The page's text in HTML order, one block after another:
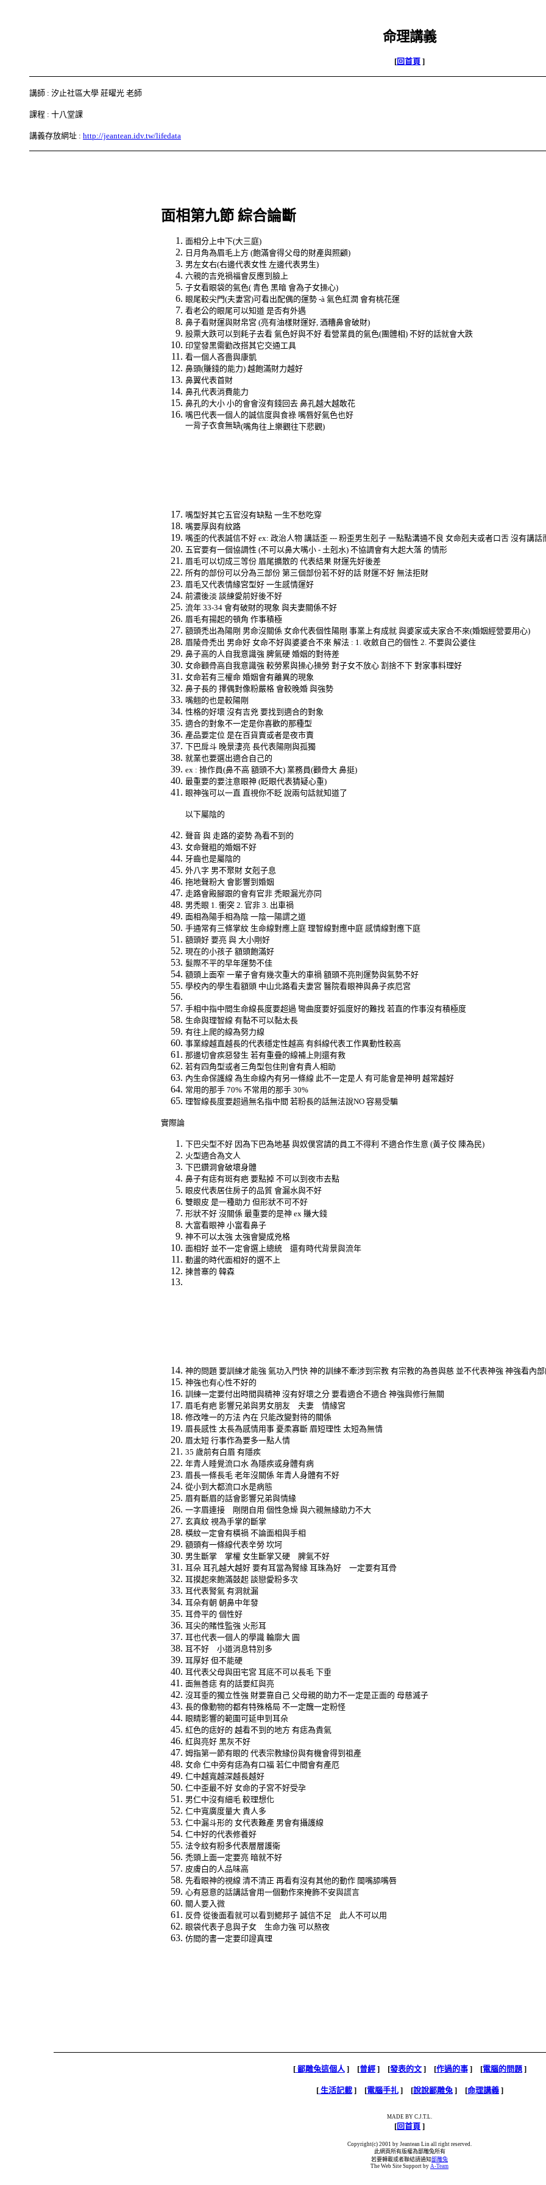
命理講義
[回首頁 ]
講師 : 汐止社區大學 莊曜光 老師
課程 : 十八堂課
講義存放網址 : http://jeantean.idv.tw/lifedata
面相第九節 綜合論斷
面相分上中下(大三庭)
日月角為眉毛上方 (飽滿會得父母的財產與照顧)
男左女右(右邊代表女性 左邊代表男生)
六親的吉兇禍福會反應到臉上
子女看眼袋的氣色( 青色 黑暗 會為子女操心)
眼尾較尖門(夫妻宮)可看出配偶的運勢 -à 氣色紅潤 會有桃花運
看老公的眼尾可以知道 是否有外遇
鼻子看財運與財帛宮 (亮有油樣財運好, 酒糟鼻會破財)
股票大跌可以到耗子去看 氣色好與不好 看營業員的氣色(團體相) 不好的話就會大跌
印堂發黑需勸改搭其它交通工具
看一個人吝嗇與康凱
鼻頭(賺錢的能力) 越飽滿財力越好
鼻翼代表首財
鼻孔代表消費能力
鼻孔的大小 小的會會沒有錢回去 鼻孔越大越敢花
嘴巴代表一個人的誠信度與食祿 嘴唇好氣色也好
一背子衣食無缺(嘴角往上樂觀往下悲觀)
嘴型好其它五官沒有缺點 一生不愁吃穿
嘴要厚與有紋路
嘴歪的代表誠信不好 ex: 政治人物 講話歪 --- 粉歪男生剋子 一點點溝通不良 女命剋夫或者口舌 沒有講話
五官要有一個協調性 (不可以鼻大嘴小 - 土剋水) 不協調會有大起大落 的情形
眉毛可以切成三等份 眉尾擴散的 代表結果 財運先好後差
所有的部份可以分為三部份 第三個部份若不好的話 財運不好 無法拒財
眉毛又代表情緣宮型好 一生感情運好
前濃後淡 談練愛前好後不好
流年 33-34 會有破財的現象 與夫妻關係不好
眉毛有揚起的頓角 作事積極
額頭禿出為陽剛 男命沒關係 女命代表個性陽剛 事業上有成就 與婆家或夫家合不來(婚姻經營要用心)
眉陵骨禿出 男命好 女命不好與婆婆合不來 解法 : 1. 收斂自己的個性 2. 不要與公婆住
鼻子高的人自我意識強 脾氣硬 婚姻的對待差
女命顴骨高自我意識強 較勞累與操心操勞 對子女不放心 割捨不下 對家事料理好
女命若有三權命 婚姻會有離異的現象
鼻子長的 擇偶對像粉嚴格 會較晚婚 與強勢
嘴翹的也是較陽剛
性格的好壞 沒有吉兇 要找到適合的對象
適合的對象不一定是你喜歡的那種型
產品要定位 是在百貨賣或者是夜市賣
下巴戽斗 晚景淒亮 長代表陽剛與孤獨
就業也要選出適合自己的
ex : 操作員(鼻不高 額頭不大) 業務員(顴骨大 鼻挺)
最重要的要注意眼神 (眨眼代表猜疑心重)
眼神強可以一直 直視你不眨 說兩句話就知道了
以下屬陰的
聲音 與 走路的姿勢 為看不到的
女命聲粗的婚姻不好
牙齒也是屬陰的
外八字 男不聚財 女剋子息
拖地聲粉大 會影響到婚姻
走路會殿腳跟的會有官非 禿眼漏光亦同
男禿眼 1. 衝突 2. 官非 3. 出車禍
面相為陽手相為陰 一陰一陽謂之道
手通常有三條掌紋 生命線對應上庭 理智線對應中庭 感情線對應下庭
額頭好 要亮 與 大小剛好
現在的小孩子 額頭飽滿好
髮際不平的早年運勢不佳
額頭上面窄 一輩子會有幾次重大的車禍 額頭不亮則運勢與氣勢不好
學校內的學生看額頭 中山北路看夫妻宮 醫院看眼神與鼻子疾厄宮
手相中指中間生命線長度要超過 彎曲度要好弧度好的難找 若直的作事沒有積極度
生命與理智線 有黏不可以黏太長
有往上爬的線為努力線
事業線越直越長的代表穩定性越高 有斜線代表工作異動性較高
那邊切會疾惡發生 若有重疊的線補上則還有救
若有四角型或者三角型包住則會有貴人相助
內生命保護線 為生命線內有另一條線 此不一定是人 有可能會是神明 越常越好
常用的那手 70% 不常用的那手 30%
理智線長度要超過無名指中間 若粉長的話無法說NO 容易受騙
實際論
下巴尖型不好 因為下巴為地基 與奴僕宮請的員工不得利 不適合作生意 (黃子佼 陳為民)
火型適合為文人
下巴鑽洞會破壞身體
鼻子有痣有斑有疤 要點掉 不可以到夜市去點
眼皮代表居住房子的品質 會漏水與不好
雙眼皮 是一種助力 但形狀不可不好
形狀不好 沒關係 最重要的是神 ex 賺大錢
大富看眼神 小富看鼻子
神不可以太強 太強會變成兇格
面相好 並不一定會選上總統 還有時代背景與流年
動盪的時代面相好的選不上
揀普寨的 韓森
神的問題 要訓練才能強 氣功入門快 神的訓練不牽涉到宗教 有宗教的為善與慈 並不代表神強 神強看內
神強也有心性不好的
訓練一定要付出時間與精神 沒有好壞之分 要看適合不適合 神強與修行無關
眉毛有疤 影響兄弟與男女朋友 夫妻 情緣宮
修改唯一的方法 內在 只能改變對待的關係
眉長感性 太長為感情用事 憂柔寡斷 眉短理性 太短為無情
眉太短 行事作為要多一點人情
35 歲前有白眉 有隱疾
年青人睡覺流口水 為隱疾或身體有病
眉長一條長毛 老年沒關係 年青人身體有不好
從小到大都流口水是病態
眉有斷眉的話會影響兄弟與情緣
一字眉連接 剛閉自用 個性急燥 與六親無緣助力不大
玄真紋 視為手掌的斷掌
橫紋一定會有橫禍 不論面相與手相
額頭有一條線代表辛勞 坎坷
男生斷掌 掌權 女生斷掌又硬 脾氣不好
耳朵 耳孔越大越好 要有耳當為腎緣 耳珠為好 一定要有耳骨
耳摸起來飽滿鼓起 談戀愛粉多次
耳代表腎氣 有洞就漏
耳朵有朝 朝鼻中年發
耳骨平的 個性好
耳尖的賭性監強 火形耳
耳也代表一個人的學識 輪廓大 圓
耳不好 小道消息特別多
耳厚好 但不能硬
耳代表父母與田宅宮 耳底不可以長毛 下垂
面無善痣 有的話要紅與亮
沒耳垂的獨立性強 財要靠自己 父母親的助力不一定是正面的 母慈滅子
長的像動物的都有特殊格局 不一定醜一定粉怪
眼睛影響的範圍可延申到耳朵
紅色的痣好的 越看不到的地方 有痣為貴氣
紅與亮好 黑灰不好
姆指第一節有眼的 代表宗教緣份與有機會得到祖產
女命 仁中旁有痣為有口福 若仁中間會有產厄
仁中越寬越深越長越好
仁中歪最不好 女命的子宮不好受孕
男仁中沒有細毛 較理想化
仁中寬廣度量大 貴人多
仁中漏斗形的 女代表難產 男會有攝護線
仁中好的代表修養好
法令紋有粉多代表層層護衛
禿頭上面一定要亮 暗就不好
皮膚白的人品味高
先看眼神的視線 清不清正 再看有沒有其他的動作 閩嘴舔嘴唇
心有惡意的話講話會用一個動作來掩飾不安與謊言
關人要入微
反骨 從後面看就可以看到鰓邦子 誠信不足 此人不可以用
眼袋代表子息與子女 生命力強 可以熬夜
仿間的書一定要印證真理
[鄙雕兔這個人] [曾經] [發表的文] [作過的事] [電腦的問題]
[生活記載] [電腦手扎] [說說鄙雕兔] [命理講義]
MADE BY C.J.T.L.
[回首頁 ]
Copyright(c) 2001 by Jeantean Lin all right reserved.
此網頁所有版權為鄙雕兔所有
若要轉載或者聯結請通知鄙雕兔
The Web Site Support by A-Team